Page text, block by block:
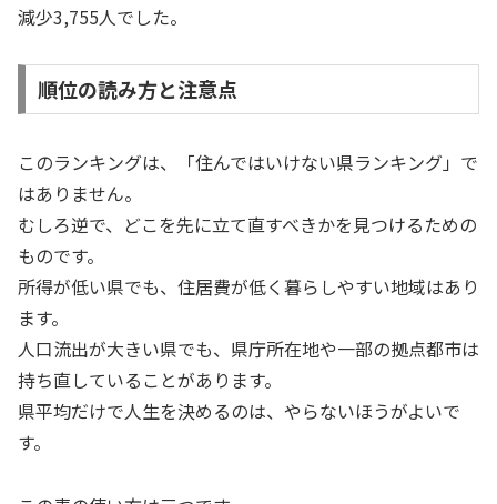
減少3,755人でした。
順位の読み方と注意点
このランキングは、「住んではいけない県ランキング」で
はありません。
むしろ逆で、どこを先に立て直すべきかを見つけるための
ものです。
所得が低い県でも、住居費が低く暮らしやすい地域はあり
ます。
人口流出が大きい県でも、県庁所在地や一部の拠点都市は
持ち直していることがあります。
県平均だけで人生を決めるのは、やらないほうがよいで
す。